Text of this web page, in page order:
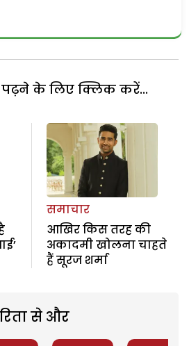
पढ़ने के लिए क्लिक करें...
समाचार
आखिर किस तरह की
अकादमी खोलना चाहते
हैं सूरज शर्मा
से और